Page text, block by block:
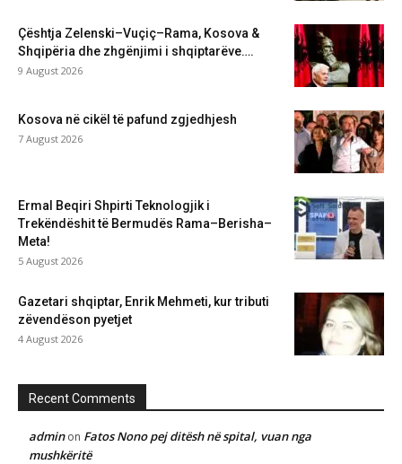
Çështja Zelenski–Vuçiç–Rama, Kosova &
Shqipëria dhe zhgënjimi i shqiptarëve….
9 August 2026
Kosova në cikël të pafund zgjedhjesh
7 August 2026
Ermal Beqiri Shpirti Teknologjik i
Trekëndëshit të Bermudës Rama–Berisha–
Meta!
5 August 2026
Gazetari shqiptar, Enrik Mehmeti, kur tributi
zëvendëson pyetjet
4 August 2026
Recent Comments
adminon Fatos Nono pej ditësh në spital, vuan nga
mushkëritë